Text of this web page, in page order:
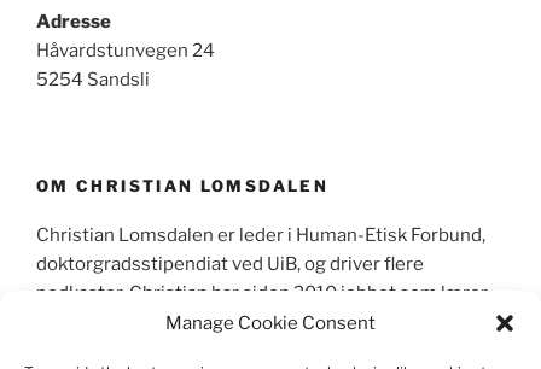
Manage Cookie Consent
Adresse
Håvardstunvegen 24
5254 Sandsli
OM CHRISTIAN LOMSDALEN
Christian Lomsdalen er leder i Human-Etisk Forbund,
doktorgradsstipendiat ved UiB, og driver flere
podkaster. Christian har siden 2010 jobbet som lærer,
primært sett som lektor i videregående skole og